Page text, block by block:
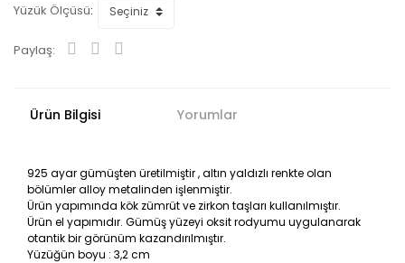
Yüzük Ölçüsü
Paylaş:
Ürün Bilgisi Yorumlar
925 ayar gümüşten üretilmiştir , altın yaldızlı renkte olan
bölümler alloy metalinden işlenmiştir.
Ürün yapımında kök zümrüt ve zirkon taşları kullanılmıştır.
Ürün el yapımıdır. Gümüş yüzeyi oksit rodyumu uygulanarak
otantik bir görünüm kazandırılmıştır.
Yüzüğün boyu : 3,2 cm